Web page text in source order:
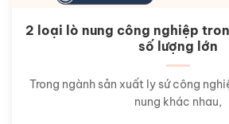
2 loại lò nung công nghiệp
số lượng lớn
Trong ngành sản xuất ly sứ công
nung khác nhau,